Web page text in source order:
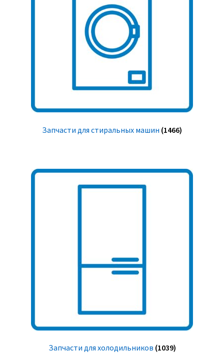
Запчасти для стиральных машин (1466)
Запчасти для холодильников (1039)